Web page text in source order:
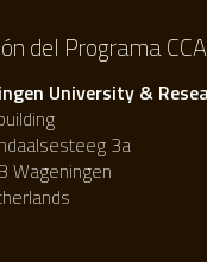
del Programa
University &
3a
Wageningen